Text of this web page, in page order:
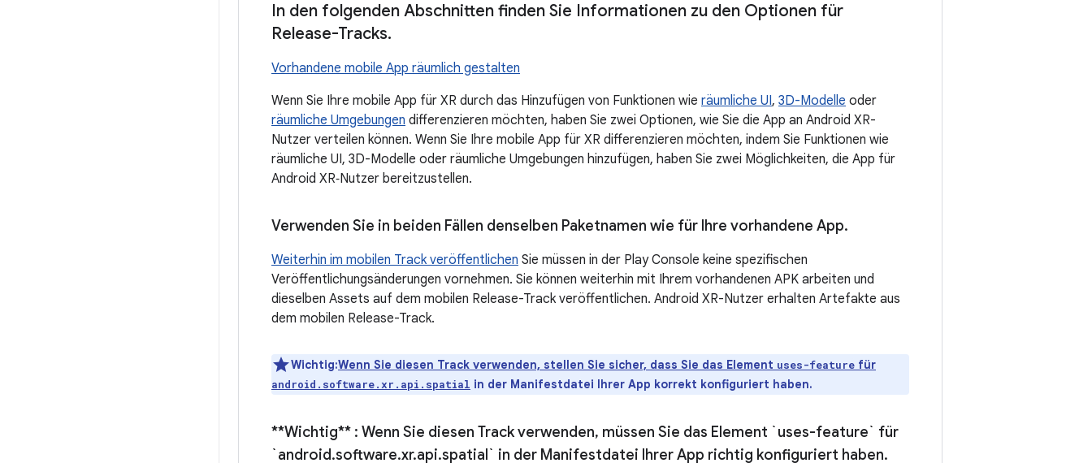
In den folgenden Abschnitten finden Sie Informationen zu den Optionen für
Release-Tracks.
Vorhandene mobile App räumlich gestalten
Wenn Sie Ihre mobile App für XR durch das Hinzufügen von Funktionen wie räumliche UI, 3D-Modelle oder
räumliche Umgebungen differenzieren möchten, haben Sie zwei Optionen, wie Sie die App an Android XR-
Nutzer verteilen können. Wenn Sie Ihre mobile App für XR differenzieren möchten, indem Sie Funktionen wie
räumliche UI, 3D-Modelle oder räumliche Umgebungen hinzufügen, haben Sie zwei Möglichkeiten, die App für
Android XR‑Nutzer bereitzustellen.
Verwenden Sie in beiden Fällen denselben Paketnamen wie für Ihre vorhandene App.
Weiterhin im mobilen Track veröffentlichen Sie müssen in der Play Console keine spezifischen
Veröffentlichungsänderungen vornehmen. Sie können weiterhin mit Ihrem vorhandenen APK arbeiten und
dieselben Assets auf dem mobilen Release-Track veröffentlichen. Android XR-Nutzer erhalten Artefakte aus
dem mobilen Release-Track.
Wichtig:Wenn Sie diesen Track verwenden, stellen Sie sicher, dass Sie das Element uses-feature für
android.software.xr.api.spatial in der Manifestdatei Ihrer App korrekt konfiguriert haben.
**Wichtig** : Wenn Sie diesen Track verwenden, müssen Sie das Element `uses-feature` für
`android.software.xr.api.spatial` in der Manifestdatei Ihrer App richtig konfiguriert haben.